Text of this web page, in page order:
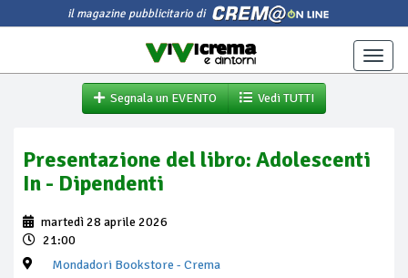
il magazine pubblicitario di
Toggle
Segnala un EVENTO
Vedi TUTTI
Presentazione del libro: Adolescenti
In - Dipendenti
martedì 28 aprile 2026
21:00
Mondadori Bookstore - Crema